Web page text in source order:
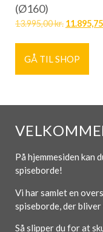
(Ø160)
13.995,00kr. 11.895,75
GÅ TIL SHOP
På hjemmesiden kan
spiseborde!
Vi har samlet en
spiseborde, der
Så slipper du for at